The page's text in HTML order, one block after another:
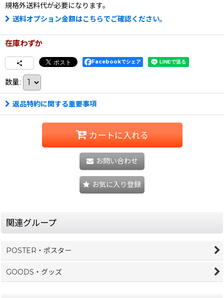
規格外送料代が必要になります。
送料オプション金額はこちらでご確認ください。
在庫わずか
Facebookでシェア
数量:
返品特約に関する重要事項
カートに入れる
お問い合わせ
お気に入り登録
関連グループ
POSTER・ポスター
GOODS・グッズ